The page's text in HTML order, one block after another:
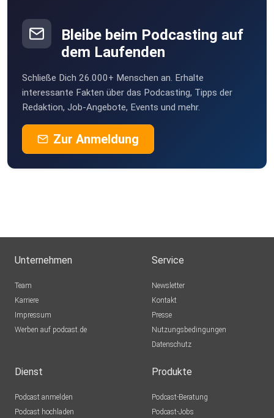
Bleibe beim Podcasting auf
dem Laufenden
Schließe Dich 26.000+ Menschen an. Erhalte
interessante Fakten über das Podcasting, Tipps der
Redaktion, Job-Angebote, Events und mehr.
Zur Anmeldung
Unternehmen
Team
Karriere
Impressum
Werben auf podcast.de
Service
Newsletter
Kontakt
Presse
Nutzungsbedingungen
Datenschutz
Dienst
Podcast anmelden
Podcast hochladen
Produkte
Podcast-Beratung
Podcast-Jobs